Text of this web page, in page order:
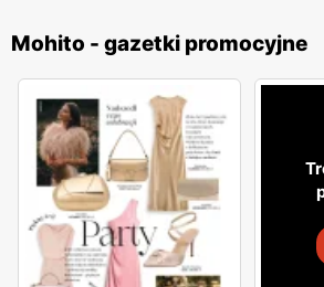
Mohito - gazetki promocyjne